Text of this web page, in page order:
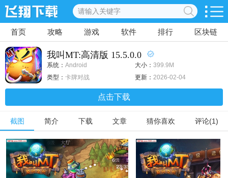
首页 攻略 游戏 软件 排行 区块链
我叫MT:高清版 15.5.0.0
系统： Android 大小： 399.9M
类型： 卡牌对战 更新： 2026-02-04
点击下载
截图 简介 下载 文章 猜你喜欢 评论(1)